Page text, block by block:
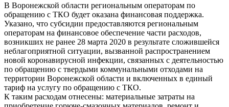
В Воронежской области региональным операторам по
обращению с ТКО будет оказана финансовая поддержка.
Указано, что субсидии предоставляются региональным
операторам на финансовое обеспечение части расходов,
возникших не ранее 28 марта 2020 в результате сложившейся
неблагоприятной ситуации, вызванной распространением
новой коронавирусной инфекции, связанных с деятельностью
по обращению с твердыми коммунальными отходами на
территории Воронежской области и включенных в единый
тариф на услугу по обращению с ТКО.
К таким расходам отнесены: материальные затраты на